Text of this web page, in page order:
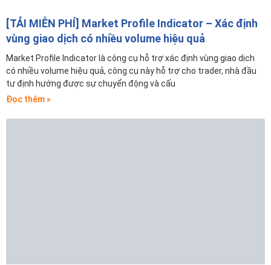
[TẢI MIỄN PHÍ] Market Profile Indicator – Xác định
vùng giao dịch có nhiều volume hiệu quả
Market Profile Indicator là công cụ hỗ trợ xác định vùng giao dịch
có nhiều volume hiệu quả, công cụ này hỗ trợ cho trader, nhà đầu
tư định hướng được sự chuyển động và cấu
Đọc thêm »